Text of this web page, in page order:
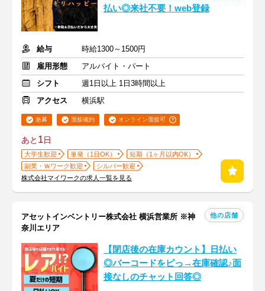
払い◎来社不要！web登録
給与
時給1300～1500円
雇用形態
アルバイト・パート
シフト
週1日以上 1日3時間以上
アクセス
横浜駅
急募 面接確約 オンライン面接可
あと 1日
大学生歓迎 単発（1日OK）
短期（1ヶ月以内OK）
副業・Ｗワーク歓迎
シルバー歓迎
株式会社マイワークの求人一覧を見る
アセットインベントリー株式会社 横浜営業所 ※神
奈川エリア
他の店舗
【閉店後の在庫カウント】日払い
◎バーコードをピっ→在庫確認♪面
接なしのチャット回答◎